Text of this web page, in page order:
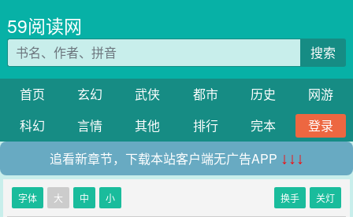
59阅读网
搜索
首页 玄幻 武侠 都市 历史
网游
科幻
言情 其他 排行 完本
登录
追看新章节，下载本站客户端无广告APP ↓↓↓
字体 大 中 小 换手 关灯